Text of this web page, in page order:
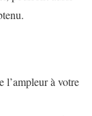
l’ampleur à votre